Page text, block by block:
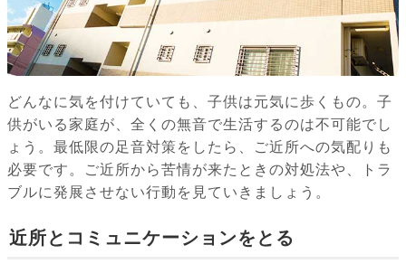
どんなに気を付けていても、子供は元気に歩くもの。子
供がいる家庭が、全くの無音で生活するのは不可能でし
ょう。最低限の足音対策をしたら、ご近所への気配りも
必要です。ご近所から苦情が来たときの対処法や、トラ
ブルに発展させない行動を見ていきましょう。
近所とコミュニケーションをとる